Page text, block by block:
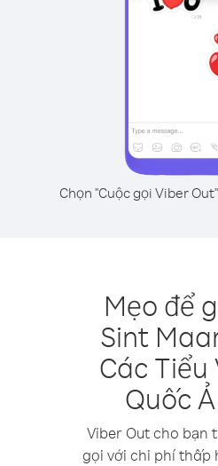
Chọn "Cuộc gọi Viber
Mẹo để
Sint
Các Tiểu
Quốc
Viber Out cho bạn
gọi với chi phí thấp